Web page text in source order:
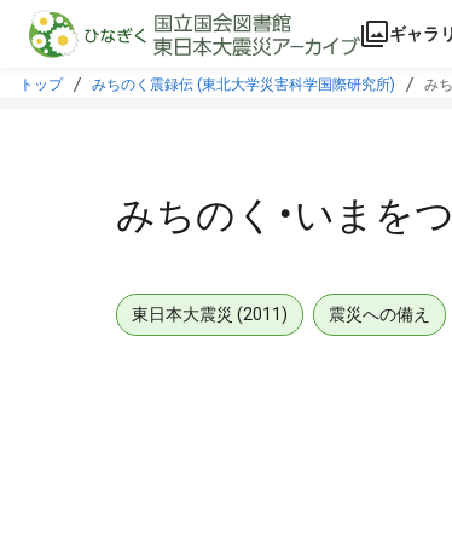
本文に飛ぶ
ギャラ
トップ みちのく震録伝 (東北大学災害科学国際研究所) み
みちのく・いまを
東日本大震災 (2011) 震災への備え